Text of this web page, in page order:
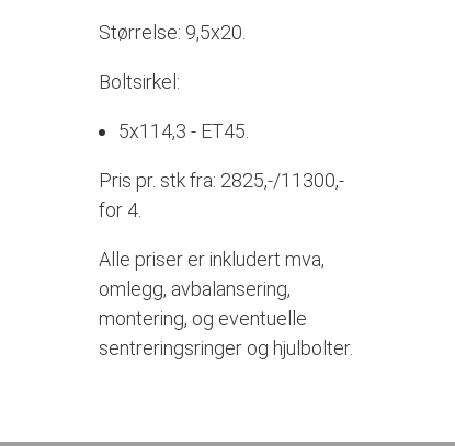
Størrelse: 9,5x20.
Boltsirkel:
5x114,3 - ET45.
Pris pr. stk fra: 2825,-/11300,-
for 4.
Alle priser er inkludert mva,
omlegg, avbalansering,
montering, og eventuelle
sentreringsringer og hjulbolter.